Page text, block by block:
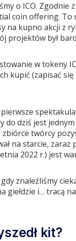
o ICO. Zgodnie
coin offering. To
na kupno akcji z
projektów był
w tokeny
kupić (zapisać
pierwsze
dziś jest
twórcy
na starcie, zaraz
2022 r.) jest
znaleźliśmy
giełdzie i… tracą
kit?